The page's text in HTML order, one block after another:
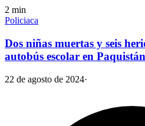
2 min
Policiaca
Dos niñas muertas y seis
autobús escolar en Paquistán
22 de agosto de 2024·